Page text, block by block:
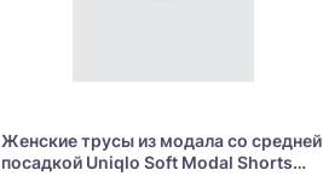
Женские трусы из модала со средней
посадкой Uniqlo Soft Modal Shorts